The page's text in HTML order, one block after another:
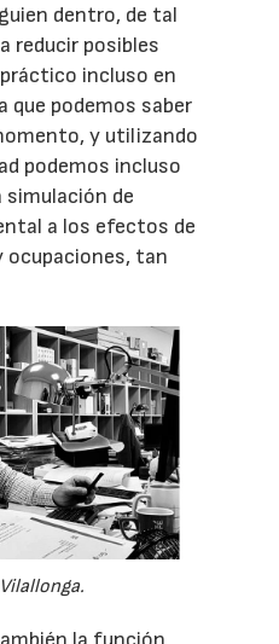
dentro, de tal
reducir posibles
incluso en
que podemos saber
y utilizando
podemos incluso
de
a los efectos de
ocupaciones, tan